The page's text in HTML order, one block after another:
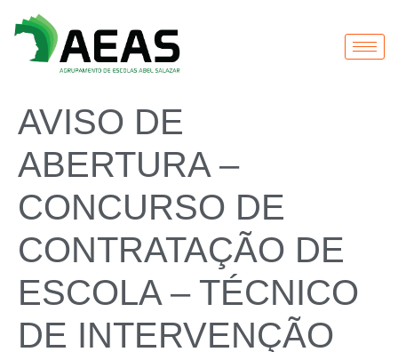
AVISO DE
ABERTURA –
CONCURSO DE
CONTRATAÇÃO DE
ESCOLA – TÉCNICO
DE INTERVENÇÃO